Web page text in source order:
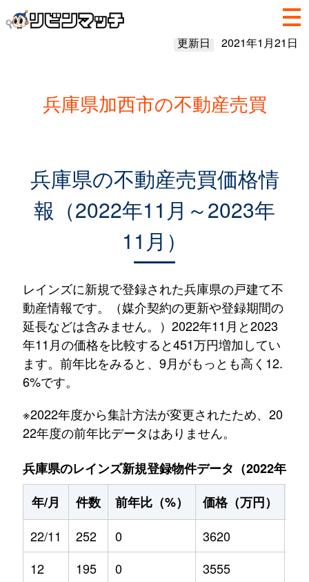
更新日 2021年1月21日
兵庫県加西市の不動産売買
兵庫県の不動産売買価格情
報（2022年11月～2023年
11月）
レインズに新規で登録された兵庫県の戸建て不
動産情報です。（媒介契約の更新や登録期間の
延長などは含みません。）2022年11月と2023
年11月の価格を比較すると451万円増加してい
ます。前年比をみると、9月がもっとも高く12.
6%です。
※2022年度から集計方法が変更されたため、20
22年度の前年比データはありません。
兵庫県のレインズ新規登録物件データ（2022年11
年/月
件数 前年比（%） 価格（万円）
22/11
252 0 3620
12
195 0 3555